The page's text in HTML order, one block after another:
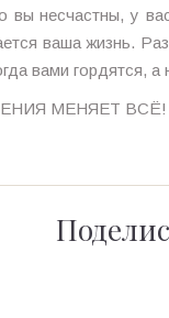
вы несчастны, у
ваша жизнь.
вами гордятся, а
МЕНЯЕТ ВСЁ!